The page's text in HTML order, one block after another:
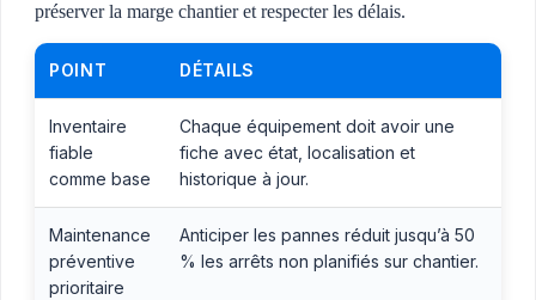
préserver la marge chantier et respecter les délais.
POINT DÉTAILS
Inventaire
fiable
comme base
Chaque équipement doit avoir une
fiche avec état, localisation et
historique à jour.
Maintenance
préventive
prioritaire
Anticiper les pannes réduit jusqu’à 50
% les arrêts non planifiés sur chantier.